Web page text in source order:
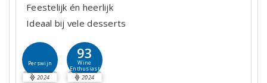
Feestelijk én heerlijk
Ideaal bij vele desserts
Perswijn
2024
93
Wine
Enthusiast
2024